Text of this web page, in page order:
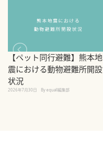
【ペット同行避難】熊本地
震における動物避難所開設
状況
2026年7月30日 By equall編集部